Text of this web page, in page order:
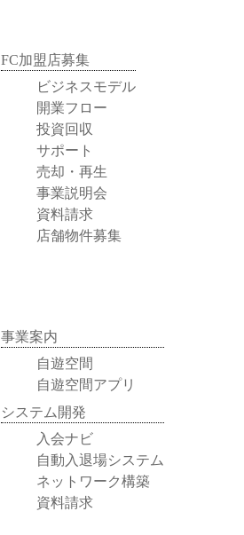
FC加盟店募集
ビジネスモデル
開業フロー
投資回収
サポート
売却・再生
事業説明会
資料請求
店舗物件募集
事業案内
自遊空間
自遊空間アプリ
システム開発
入会ナビ
自動入退場システム
ネットワーク構築
資料請求